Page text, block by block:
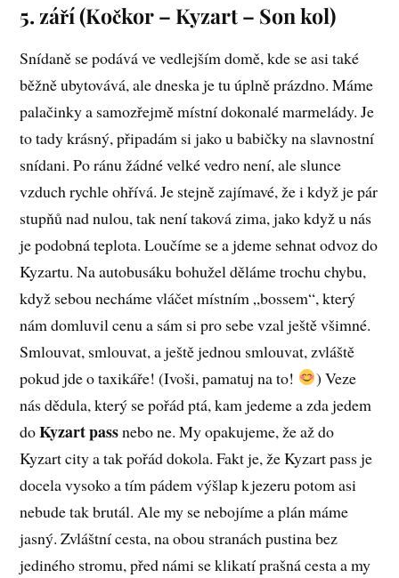
5. září (Kočkor – Kyzart – Son kol)
Snídaně se podává ve vedlejším domě, kde se asi také
běžně ubytovává, ale dneska je tu úplně prázdno. Máme
palačinky a samozřejmě místní dokonalé marmelády. Je
to tady krásný, připadám si jako u babičky na slavnostní
snídani. Po ránu žádné velké vedro není, ale slunce
vzduch rychle ohřívá. Je stejně zajímavé, že i když je pár
stupňů nad nulou, tak není taková zima, jako když u nás
je podobná teplota. Loučíme se a jdeme sehnat odvoz do
Kyzartu. Na autobusáku bohužel děláme trochu chybu,
když sebou necháme vláčet místním „bossem“, který
nám domluvil cenu a sám si pro sebe vzal ještě všimné.
Smlouvat, smlouvat, a ještě jednou smlouvat, zvláště
pokud jde o taxikáře! (Ivoši, pamatuj na to!
) Veze
nás dědula, který se pořád ptá, kam jedeme a zda jedem
doKyzart passnebo ne. My opakujeme, že až do
Kyzart city a tak pořád dokola. Fakt je, že Kyzart pass je
docela vysoko a tím pádem výšlap k jezeru potom asi
nebude tak brutál. Ale my se nebojíme a plán máme
jasný. Zvláštní cesta, na obou stranách pustina bez
jediného stromu, před námi se klikatí prašná cesta a my